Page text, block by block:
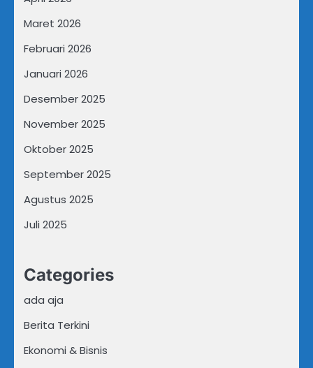
Maret 2026
Februari 2026
Januari 2026
Desember 2025
November 2025
Oktober 2025
September 2025
Agustus 2025
Juli 2025
Categories
ada aja
Berita Terkini
Ekonomi & Bisnis